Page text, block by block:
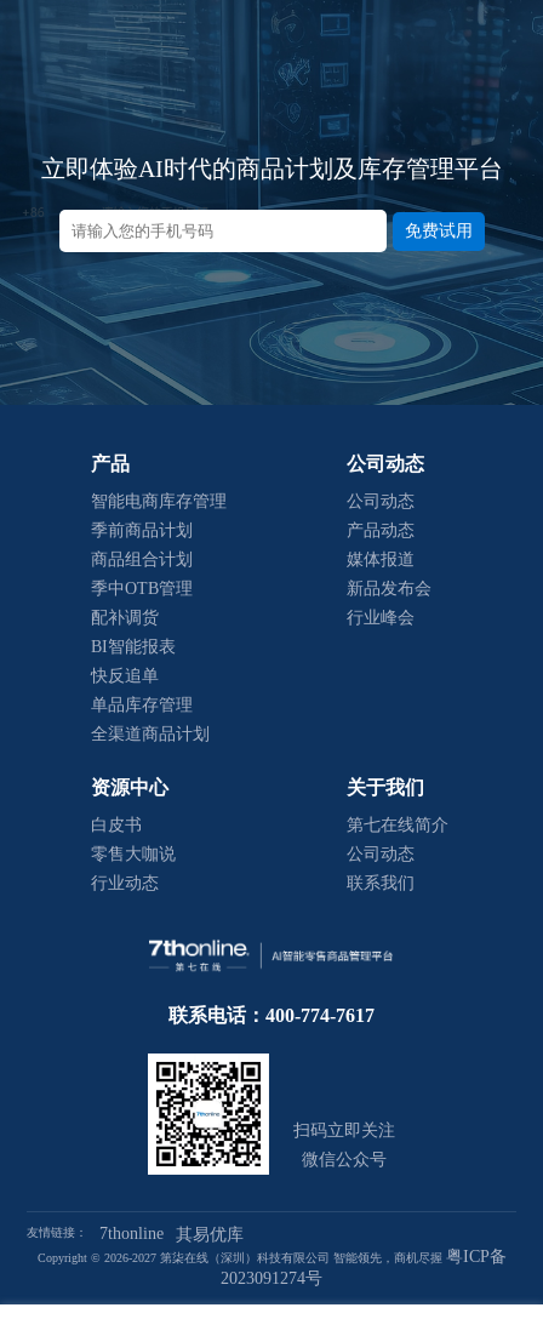
立即体验AI时代的商品计划及库存管理平台
免费试用
产品
智能电商库存管理
季前商品计划
商品组合计划
季中OTB管理
配补调货
BI智能报表
快反追单
单品库存管理
全渠道商品计划
公司动态
公司动态
产品动态
媒体报道
新品发布会
行业峰会
资源中心
白皮书
零售大咖说
行业动态
关于我们
第七在线简介
公司动态
联系我们
联系电话：400-774-7617
扫码立即关注
微信公众号
友情链接： 7thonline 其易优库
Copyright © 2026-2027 第柒在线（深圳）科技有限公司 智能领先，商机尽握 粤ICP备
2023091274号